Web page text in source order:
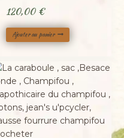
120,00 €
Ajouter au panier